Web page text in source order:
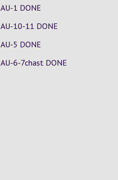
AU-1 DONE
AU-10-11 DONE
AU-5 DONE
AU-6-7chast DONE